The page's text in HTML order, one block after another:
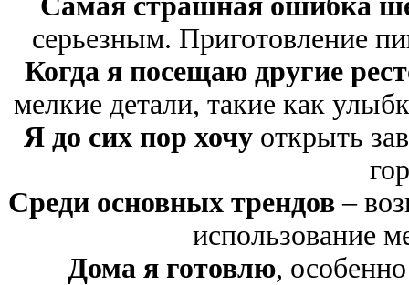
серьезным. Приготовление
Когда я посещаю другие
мелкие детали, такие как
Я до сих пор хочуоткрыть
Среди основных трендов–
использование
Дома я готовлю,